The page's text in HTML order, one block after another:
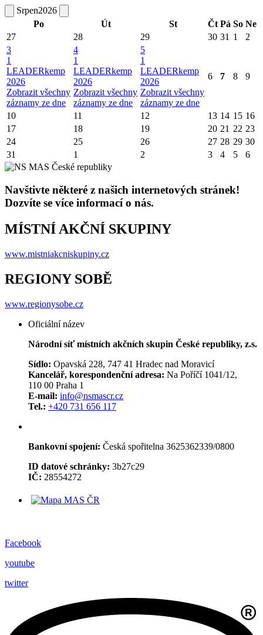
Srpen2026
Po
Út St Čt Pá So Ne
27
28 29 30 31 1
2
3
1
LEADERkemp
2026
Zobrazit všechny
záznamy ze dne
4
1
LEADERkemp
2026
Zobrazit všechny
záznamy ze dne
5
1
LEADERkemp
2026
Zobrazit všechny
záznamy ze dne
6 7 8 9
10 11 12 13 14 15 16
17
18 19 20 21 22 23
24
25 26 27 28 29 30
31
1 2 3 4 5 6
Navštivte některé z našich internetových stránek!
Dozvíte se více informací o nás.
MÍSTNÍ AKČNÍ SKUPINY
www.mistniakcniskupiny.cz
REGIONY SOBĚ
www.regionysobe.cz
Oficiální název
Národní síť místních akčních skupin České republiky, z.s.
Sídlo: Opavská 228, 747 41 Hradec nad Moravicí
Kancelář, korespondenční adresa: Na Poříčí 1041/12,
110 00 Praha 1
E-mail: info@nsmascr.cz
Tel.: +420 731 656 117
Bankovní spojení: Česká spořitelna 3625362339/0800
ID datové schránky: 3b27c29
IČ: 28554272
Facebook
youtube
twitter